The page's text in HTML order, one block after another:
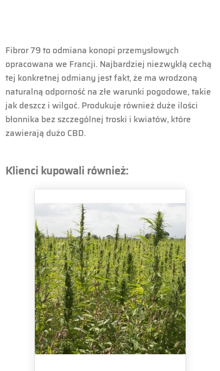
Fibror 79 to odmiana konopi przemysłowych
opracowana we Francji. Najbardziej niezwykłą cechą
tej konkretnej odmiany jest fakt, że ma wrodzoną
naturalną odporność na złe warunki pogodowe, takie
jak deszcz i wilgoć. Produkuje również duże ilości
błonnika bez szczególnej troski i kwiatów, które
zawierają dużo CBD.
Klienci kupowali również: